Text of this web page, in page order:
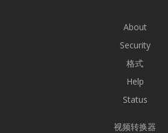
About
Security
格式
Help
Status
视频转换器